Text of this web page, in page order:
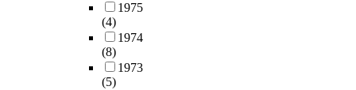
1975
(4)
1974
(8)
1973
(5)